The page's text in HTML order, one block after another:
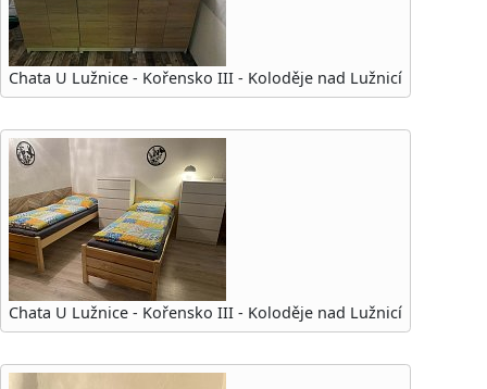
Chata U Lužnice - Kořensko III - Koloděje nad Lužnicí
Chata U Lužnice - Kořensko III - Koloděje nad Lužnicí